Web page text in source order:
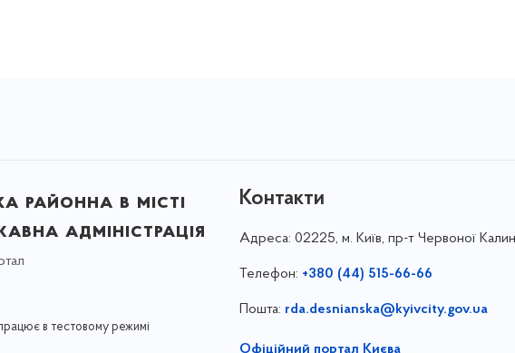
районна в місті
адміністрація
в тестовому режимі
Контакти
Адреса: 02225, м. Київ, пр-т Червоної
Телефон: +380 (44) 515-66-66
Пошта: rda.desnianska@kyivcity.gov.ua
Офіційний портал Києва